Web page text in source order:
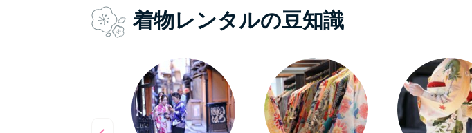
着物レンタルの豆知識